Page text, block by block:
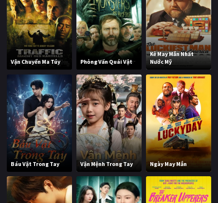
Vận Chuyển Ma Túy Phỏng Vấn Quái Vật
Kẻ May Mắn Nhất
Nước Mỹ
Báu Vật Trong Tay Vận Mệnh Trong Tay Ngày May Mắn